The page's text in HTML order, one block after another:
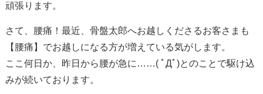
頑張ります。
さて、腰痛！最近、骨盤太郎へお越しくださるお客さまも
【腰痛】でお越しになる方が増えている気がします。
ここ何日か、昨日から腰が急に……( ﾟДﾟ)とのことで駆け込
みが続いております。